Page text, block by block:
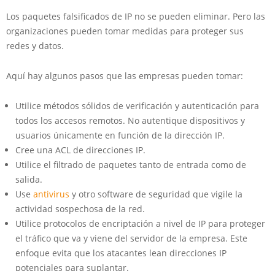
Los paquetes falsificados de IP no se pueden eliminar. Pero las
organizaciones pueden tomar medidas para proteger sus
redes y datos.
Aquí hay algunos pasos que las empresas pueden tomar:
Utilice métodos sólidos de verificación y autenticación para
todos los accesos remotos. No autentique dispositivos y
usuarios únicamente en función de la dirección IP.
Cree una ACL de direcciones IP.
Utilice el filtrado de paquetes tanto de entrada como de
salida.
Use antivirus y otro software de seguridad que vigile la
actividad sospechosa de la red.
Utilice protocolos de encriptación a nivel de IP para proteger
el tráfico que va y viene del servidor de la empresa. Este
enfoque evita que los atacantes lean direcciones IP
potenciales para suplantar.